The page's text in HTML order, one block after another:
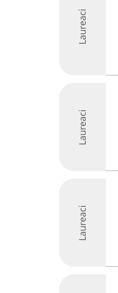
Laureaci
Laureaci
Laureaci